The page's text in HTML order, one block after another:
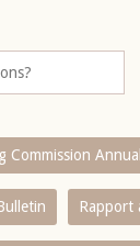
Commission
Rapport